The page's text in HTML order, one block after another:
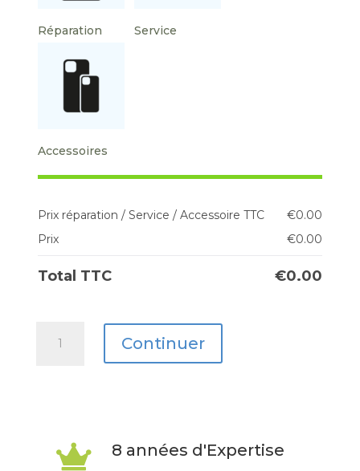
Réparation Service
Accessoires
Prix réparation / Service / Accessoire TTC €0.00
Prix
€0.00
Total TTC €0.00
Continuer
 8 années d'Expertise